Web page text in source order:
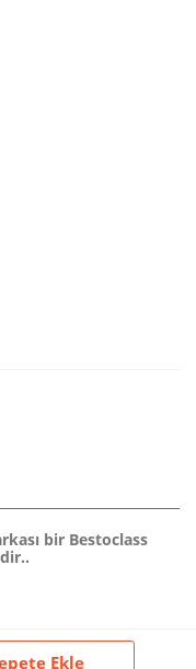
Ekle
bir Bestoclass